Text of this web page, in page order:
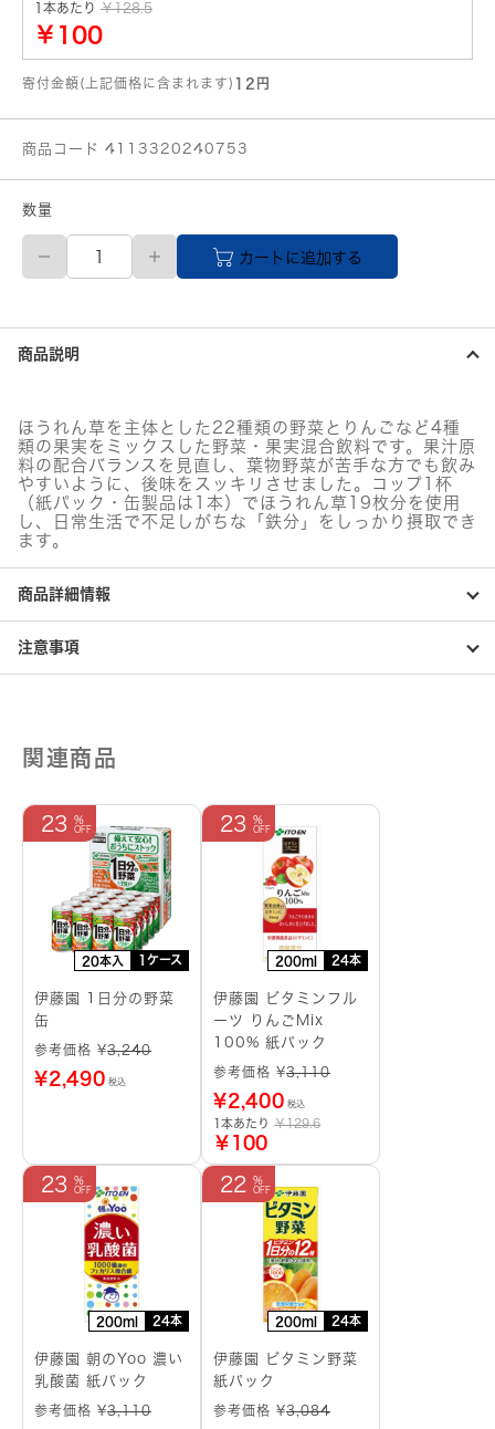
1本あたり ￥128.5
￥100
寄付金額(上記価格に含まれます) 12円
商品コード 4113320240753
数量
伊
園
実
野
菜
野
菜
ミ
ッ
ク
ス
ッ
ク
個
カートに追加する
商品説明
ほうれん草を主体とした22種類の野菜とりんごなど4種
類の果実をミックスした野菜・果実混合飲料です。果汁原
料の配合バランスを見直し、葉物野菜が苦手な方でも飲み
やすいように、後味をスッキリさせました。コップ1杯
（紙パック・缶製品は1本）でほうれん草19枚分を使用
し、日常生活で不足しがちな「鉄分」をしっかり摂取でき
ます。
商品詳細情報
注意事項
関連商品
20本入 1ケース
23
伊藤園 1日分の野菜
缶
参考価格 ¥3,240
¥2,490 税込
200ml 24本
23
伊藤園 ビタミンフル
ーツ りんごMix
100% 紙パック
参考価格 ¥3,110
¥2,400 税込
1本あたり ￥129.6
￥100
200ml 24本
23
伊藤園 朝のYoo 濃い
乳酸菌 紙パック
参考価格 ¥3,110
200ml 24本
22
伊藤園 ビタミン野菜
紙パック
参考価格 ¥3,084